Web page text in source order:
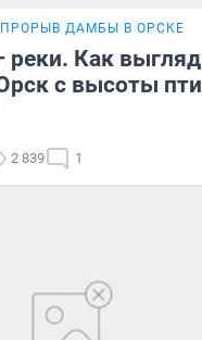
ПРОРЫВ ДАМБЫ В ОРСКЕ
реки. Как
с высоты
2 839 1